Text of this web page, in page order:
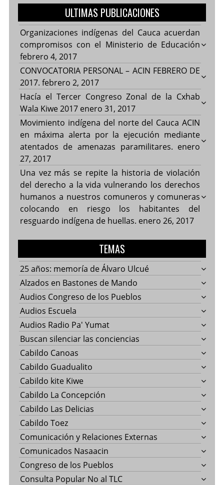
ULTIMAS PUBLICACIONES
Organizaciones indígenas del Cauca acuerdan
compromisos con el Ministerio de Educación
febrero 4, 2017
CONVOCATORIA PERSONAL – ACIN FEBRERO DE
2017. febrero 2, 2017
Hacía el Tercer Congreso Zonal de la Cxhab
Wala Kiwe 2017 enero 31, 2017
Movimiento indígena del norte del Cauca ACIN
en máxima alerta por la ejecución mediante
atentados de amenazas paramilitares. enero
27, 2017
Una vez más se repite la historia de violación
del derecho a la vida vulnerando los derechos
humanos a nuestros comuneros y comuneras
colocando en riesgo los habitantes del
resguardo indígena de huellas. enero 26, 2017
TEMAS
25 años: memoría de Álvaro Ulcué
Alzados en Bastones de Mando
Audios Congreso de los Pueblos
Audios Escuela
Audios Radio Pa' Yumat
Buscan silenciar las conciencias
Cabildo Canoas
Cabildo Guadualito
Cabildo kite Kiwe
Cabildo La Concepción
Cabildo Las Delicias
Cabildo Toez
Comunicación y Relaciones Externas
Comunicados Nasaacin
Congreso de los Pueblos
Consulta Popular No al TLC